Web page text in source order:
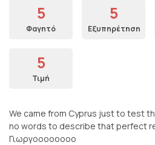
5
Φαγητό
5
Εξυπηρέτηση
5
Τιμή
We came from Cyprus just to test
no words to describe that perfect
Γιωργοοοοοοοο